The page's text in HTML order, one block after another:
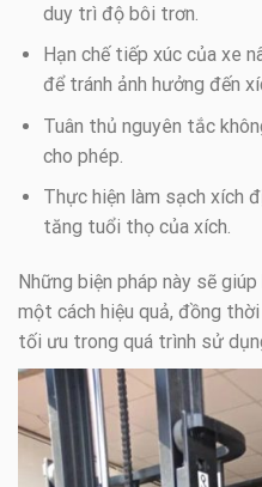
duy trì độ bôi trơn.
Hạn chế tiếp xúc của xe
để tránh ảnh hưởng đến
Tuân thủ nguyên tắc
cho phép.
Thực hiện làm sạch xích
tăng tuổi thọ của xích.
Những biện pháp này sẽ
một cách hiệu quả, đồng
tối ưu trong quá trình sử